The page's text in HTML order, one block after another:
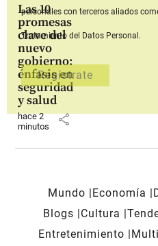
Las 10
promesas
clave del
nuevo
gobierno:
énfasis en
seguridad
y salud
hace 2
minutos
share
personales con terceros aliados
Tratamiento del Datos Personal.
Mundo Economía
Blogs
Cultura
Entretenimiento